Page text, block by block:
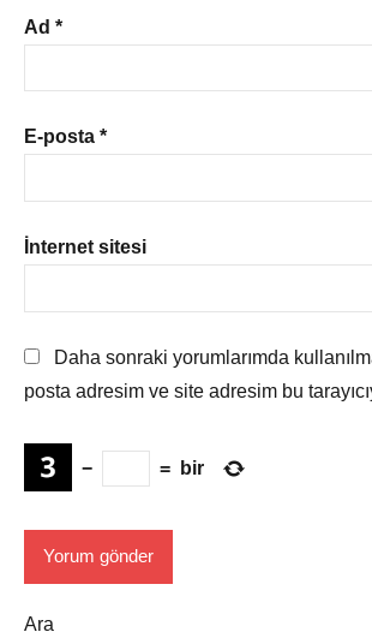
Ad *
E-posta *
İnternet sitesi
Daha sonraki yorumlarımda
posta adresim ve site adresim bu
− = bir
Ara